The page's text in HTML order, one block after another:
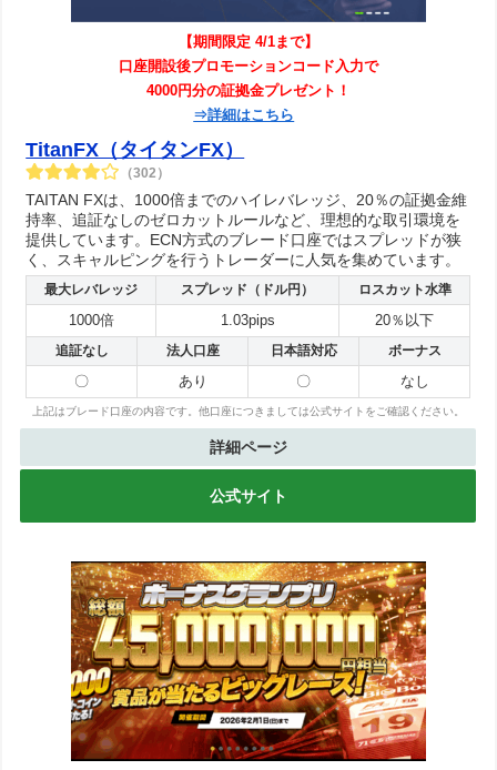
【期間限定 4/1まで】
口座開設後プロモーションコード入力で
4000円分の証拠金プレゼント！
⇒詳細はこちら
TitanFX（タイタンFX）
（302）
TAITAN FXは、1000倍までのハイレバレッジ、20％の証拠金維
持率、追証なしのゼロカットルールなど、理想的な取引環境を
提供しています。ECN方式のブレード口座ではスプレッドが狭
く、スキャルピングを行うトレーダーに人気を集めています。
最大レバレッジ スプレッド（ドル円） ロスカット水準
1000倍 1.03pips 20％以下
追証なし 法人口座 日本語対応 ボーナス
〇 あり 〇 なし
上記はブレード口座の内容です。他口座につきましては公式サイトをご確認ください。
詳細ページ
公式サイト